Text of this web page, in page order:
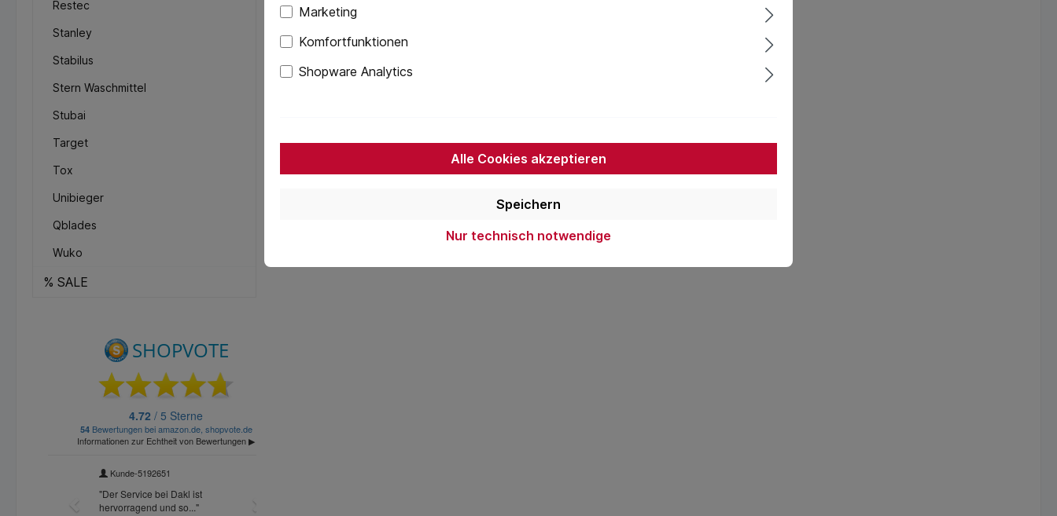
Restec
Stanley
Stabilus
Stern Waschmittel
Stubai
Target
Tox
Unibieger
Qblades
Wuko
% SALE
Marketing
Komfortfunktionen
Shopware Analytics
Alle Cookies akzeptieren
Speichern
Nur technisch notwendige